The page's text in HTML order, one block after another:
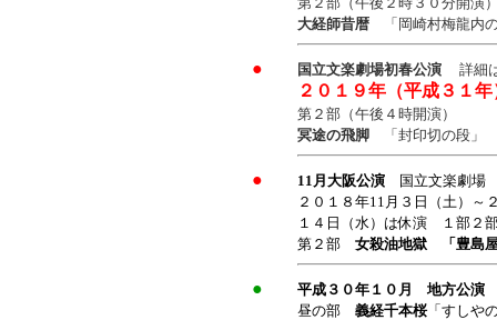
大経師昔暦 「岡崎村梅龍
● 国立文楽劇場初春公演 詳細
２０１９年（平成３１年
第２部（午後４時開演）
冥途の飛脚 「封印切の段
● 11月大阪公演 国立文楽劇場
２０１８年11月３日（土）
１４日（水）は休演 １部２
第２部 女殺油地獄 「豊島
●
平成３０年１０月 地方公演
昼の部 義経千本桜「すしや